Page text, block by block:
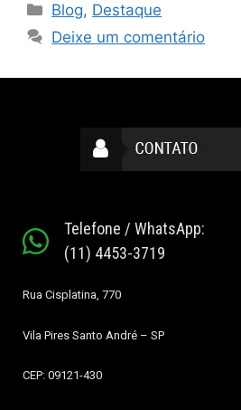
Blog, Destaque
Deixe um comentário
Telefone / WhatsApp:
(11) 4453-3719
Rua Cisplatina, 770
Vila Pires Santo André – SP
CEP: 09121-430